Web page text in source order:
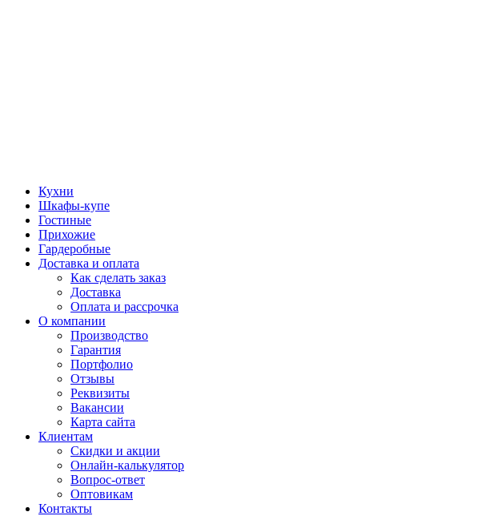
Кухни
Шкафы-купе
Гостиные
Прихожие
Гардеробные
Доставка и оплата
Как сделать заказ
Доставка
Оплата и рассрочка
О компании
Производство
Гарантия
Портфолио
Отзывы
Реквизиты
Вакансии
Карта сайта
Клиентам
Скидки и акции
Онлайн-калькулятор
Вопрос-ответ
Оптовикам
Контакты